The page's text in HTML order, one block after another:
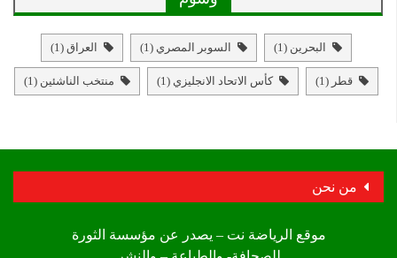
البحرين (1) السوبر المصري (1) العراق (1)
قطر (1) كأس الاتحاد الانجليزي (1) منتخب الناشئين (1)
من نحن
موقع الرياضة نت – يصدر عن مؤسسة الثورة